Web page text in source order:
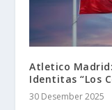
Atletico
Identitas “Los
30 Desember 2025